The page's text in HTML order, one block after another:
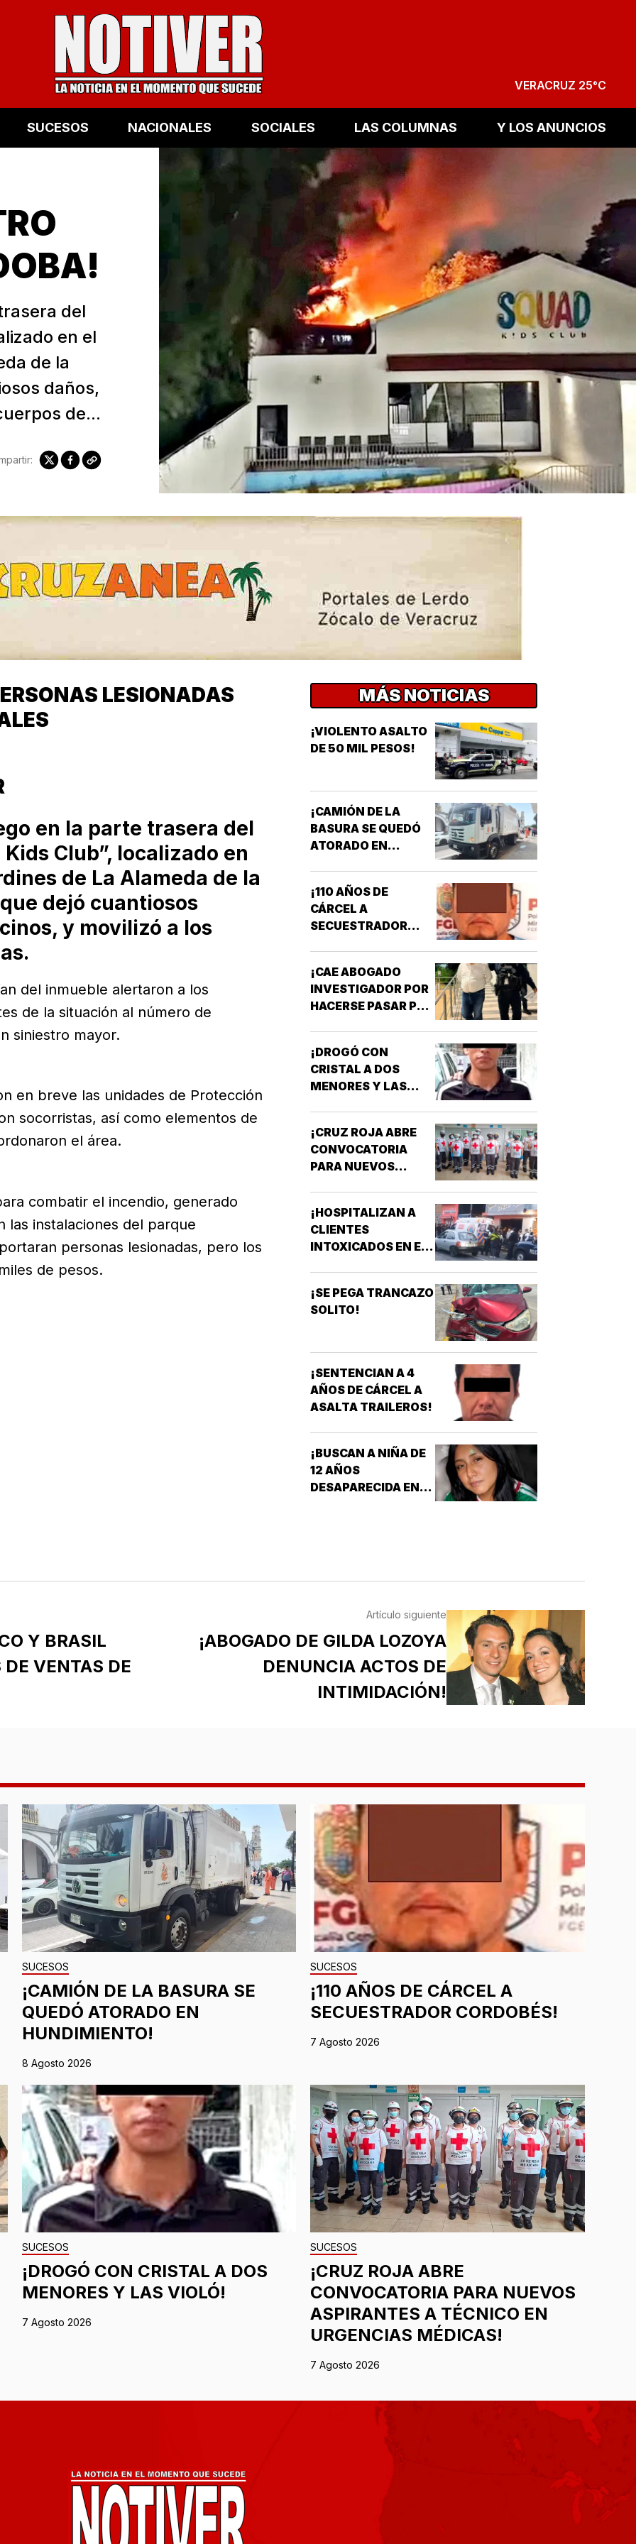
VERACRUZ 25°C
SUCESOS NACIONALES SOCIALES LAS COLUMNAS Y LOS ANUNCIOS
del
en el
de la
daños,
de...
LESIONADAS
en la parte trasera del
Club”, localizado en
de La Alameda de la
dejó cuantiosos
y movilizó a los
del inmueble alertaron a los
de la situación al número de
siniestro mayor.
en breve las unidades de Protección
socorristas, así como elementos de
el área.
combatir el incendio, generado
instalaciones del parque
personas lesionadas, pero los
de pesos.
MÁS NOTICIAS
¡VIOLENTO ASALTO
DE 50 MIL PESOS!
¡CAMIÓN DE LA
BASURA SE QUEDÓ
ATORADO EN
¡110 AÑOS DE
CÁRCEL A
SECUESTRADOR
¡CAE ABOGADO
INVESTIGADOR POR
HACERSE PASAR POR
¡DROGÓ CON
CRISTAL A DOS
MENORES Y LAS
¡CRUZ ROJA ABRE
CONVOCATORIA
PARA NUEVOS
URGENCIAS
MÉDICAS!
¡HOSPITALIZAN A
CLIENTES
INTOXICADOS EN EL
¡SE PEGA TRANCAZO
SOLITO!
¡SENTENCIAN A 4
AÑOS DE CÁRCEL A
ASALTA TRAILEROS!
¡BUSCAN A NIÑA DE
12 AÑOS
DESAPARECIDA EN
Y BRASIL
VENTAS DE
Artículo siguiente
¡ABOGADO DE GILDA LOZOYA
DENUNCIA ACTOS DE
INTIMIDACIÓN!
SUCESOS
¡CAMIÓN DE LA BASURA SE
QUEDÓ ATORADO EN
HUNDIMIENTO!
8 Agosto 2026
SUCESOS
¡110 AÑOS DE CÁRCEL A
SECUESTRADOR CORDOBÉS!
7 Agosto 2026
SUCESOS
¡DROGÓ CON CRISTAL A DOS
MENORES Y LAS VIOLÓ!
7 Agosto 2026
SUCESOS
¡CRUZ ROJA ABRE
CONVOCATORIA PARA NUEVOS
ASPIRANTES A TÉCNICO EN
URGENCIAS MÉDICAS!
7 Agosto 2026